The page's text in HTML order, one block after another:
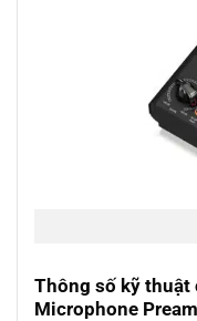
Thông số kỹ thuật
Microphone